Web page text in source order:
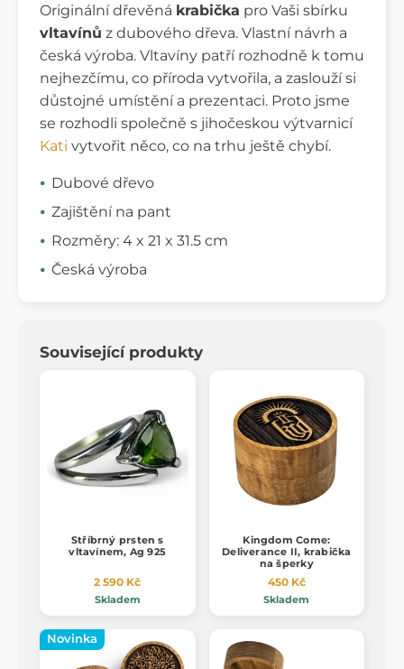
Originální dřevěná krabička pro Vaši sbírku
vltavínů z dubového dřeva. Vlastní návrh a
česká výroba. Vltavíny patří rozhodně k tomu
nejhezčímu, co příroda vytvořila, a zaslouží si
důstojné umístění a prezentaci. Proto jsme
se rozhodli společně s jihočeskou výtvarnicí
Kati vytvořit něco, co na trhu ještě chybí.
Dubové dřevo
Zajištění na pant
Rozměry: 4 x 21 x 31.5 cm
Česká výroba
Související produkty
Stříbrný prsten s
vltavínem, Ag 925
2 590 Kč
Skladem
Kingdom Come:
Deliverance II, krabička
na šperky
450 Kč
Skladem
Novinka